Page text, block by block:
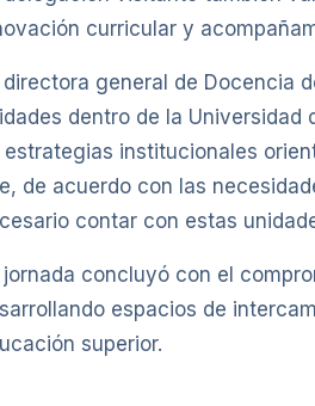
curricular y
directora general de Docencia
dentro de la Universidad
estrategias institucionales
de acuerdo con las
contar con estas
jornada concluyó con el
espacios de
superior.